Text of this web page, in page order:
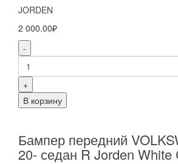
JORDEN
2 000.00₽
-
+
В корзину
Бампер передний
20- седан R Jorden White